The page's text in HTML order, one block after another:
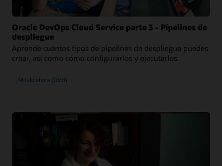
Oracle DevOps Cloud Service parte 3 - Pipelines de
despliegue
Aprende cuántos tipos de pipelines de despliegue puedes
crear, así como cómo configurarlos y ejecutarlos.
Míralo ahora (03:11)